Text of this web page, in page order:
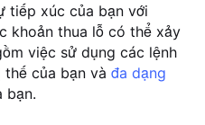
tiếp xúc của bạn với
khoản thua lỗ có thể xảy
việc sử dụng các lệnh
của bạn và đa dạng
bạn.